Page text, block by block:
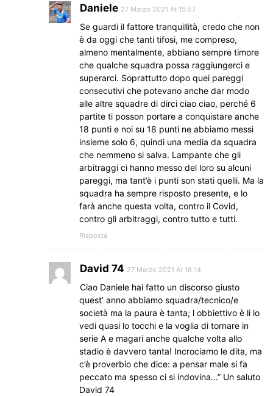
Daniele 27 Marzo 2021 At 15:57
Se guardi il fattore tranquillità, credo che non
è da oggi che tanti tifosi, me compreso,
almeno mentalmente, abbiano sempre timore
che qualche squadra possa raggiungerci e
superarci. Soprattutto dopo quei pareggi
consecutivi che potevano anche dar modo
alle altre squadre di dirci ciao ciao, perché 6
partite ti posson portare a conquistare anche
18 punti e noi su 18 punti ne abbiamo messi
insieme solo 6, quindi una media da squadra
che nemmeno si salva. Lampante che gli
arbitraggi ci hanno messo del loro su alcuni
pareggi, ma tant’è i punti son stati quelli. Ma la
squadra ha sempre risposto presente, e lo
farà anche questa volta, contro il Covid,
contro gli arbitraggi, contro tutto e tutti.
Risposta
David 74 27 Marzo 2021 At 16:14
Ciao Daniele hai fatto un discorso giusto
quest’ anno abbiamo squadra/tecnico/e
società ma la paura è tanta; l obbiettivo è li lo
vedi quasi lo tocchi e la voglia di tornare in
serie A e magari anche qualche volta allo
stadio è davvero tanta! Incrociamo le dita, ma
c’è proverbio che dice: a pensar male si fa
peccato ma spesso ci si indovina…” Un saluto
David 74